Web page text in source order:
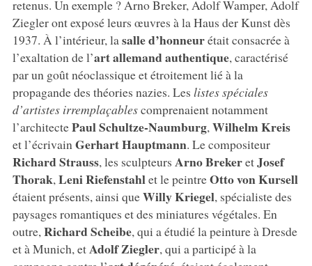
retenus. Un exemple ? Arno Breker, Adolf Wamper, Adolf
Ziegler ont exposé leurs œuvres à la Haus der Kunst dès
1937. À l’intérieur, lasalle d’honneurétait consacrée à
l’exaltation de l’art allemand authentique, caractérisé
par un goût néoclassique et étroitement lié à la
propagande des théories nazies. Les listes spéciales
d’artistes irremplaçablescomprenaient notamment
l’architectePaul Schultze-Naumburg,Wilhelm Kreis
et l’écrivainGerhart Hauptmann. Le compositeur
Richard Strauss, les sculpteurs Arno BrekeretJosef
Thorak,Leni Riefenstahlet le peintreOtto von Kursell
étaient présents, ainsi queWilly Kriegel, spécialiste des
paysages romantiques et des miniatures végétales. En
outre,Richard Scheibe, qui a étudié la peinture à Dresde
et à Munich, etAdolf Ziegler, qui a participé à la